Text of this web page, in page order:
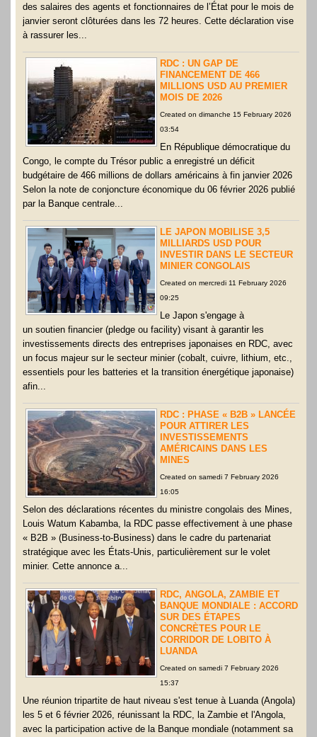
des salaires des agents et fonctionnaires de l’État pour le mois de
janvier seront clôturées dans les 72 heures. Cette déclaration vise
à rassurer les...
RDC : UN GAP DE
FINANCEMENT DE 466
MILLIONS USD AU PREMIER
MOIS DE 2026
Created on dimanche 15 February 2026
03:54
En République démocratique du
Congo, le compte du Trésor public a enregistré un déficit
budgétaire de 466 millions de dollars américains à fin janvier 2026
Selon la note de conjoncture économique du 06 février 2026 publié
par la Banque centrale...
LE JAPON MOBILISE 3,5
MILLIARDS USD POUR
INVESTIR DANS LE SECTEUR
MINIER CONGOLAIS
Created on mercredi 11 February 2026
09:25
Le Japon s'engage à
un soutien financier (pledge ou facility) visant à garantir les
investissements directs des entreprises japonaises en RDC, avec
un focus majeur sur le secteur minier (cobalt, cuivre, lithium, etc.,
essentiels pour les batteries et la transition énergétique japonaise)
afin...
RDC : PHASE « B2B » LANCÉE
POUR ATTIRER LES
INVESTISSEMENTS
AMÉRICAINS DANS LES
MINES
Created on samedi 7 February 2026
16:05
Selon des déclarations récentes du ministre congolais des Mines,
Louis Watum Kabamba, la RDC passe effectivement à une phase
« B2B » (Business-to-Business) dans le cadre du partenariat
stratégique avec les États-Unis, particulièrement sur le volet
minier. Cette annonce a...
RDC, ANGOLA, ZAMBIE ET
BANQUE MONDIALE : ACCORD
SUR DES ÉTAPES
CONCRÈTES POUR LE
CORRIDOR DE LOBITO À
LUANDA
Created on samedi 7 February 2026
15:37
Une réunion tripartite de haut niveau s'est tenue à Luanda (Angola)
les 5 et 6 février 2026, réunissant la RDC, la Zambie et l'Angola,
avec la participation active de la Banque mondiale (notamment sa